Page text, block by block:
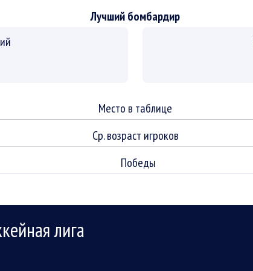
Лучший бомбардир
Место в таблице
Ср. возраст игроков
Победы
лига